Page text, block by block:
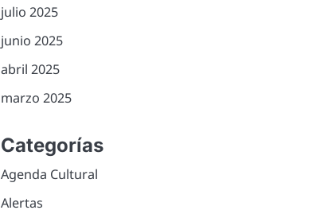
julio 2025
junio 2025
abril 2025
marzo 2025
Categorías
Agenda Cultural
Alertas